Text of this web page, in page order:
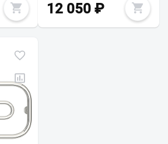
12 050₽